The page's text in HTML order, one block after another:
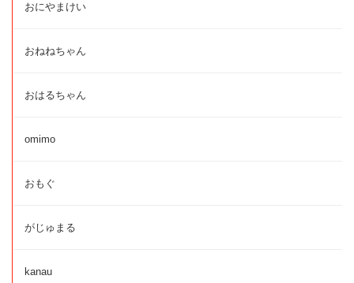
おにやまけい
おねねちゃん
おはるちゃん
omimo
おもぐ
がじゅまる
kanau